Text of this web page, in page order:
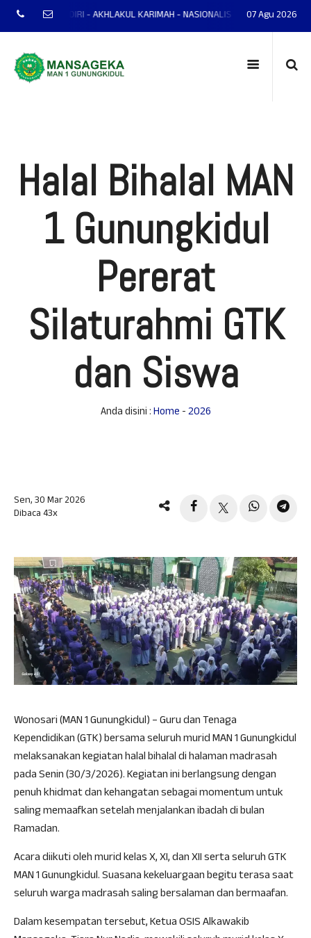
- MANDIRI - AKHLAKUL KARIMAH - NASIONALIS - TERAMPIL - ADAPTIF -
07 Agu 2026
Halal Bihalal MAN
1 Gunungkidul
Pererat
Silaturahmi GTK
dan Siswa
Anda disini :Home -2026
Sen, 30 Mar 2026
Dibaca 43x
Wonosari (MAN 1 Gunungkidul) – Guru dan Tenaga
Kependidikan (GTK) bersama seluruh murid MAN 1 Gunungkidul
melaksanakan kegiatan halal bihalal di halaman madrasah
pada Senin (30/3/2026). Kegiatan ini berlangsung dengan
penuh khidmat dan kehangatan sebagai momentum untuk
saling memaafkan setelah menjalankan ibadah di bulan
Ramadan.
Acara diikuti oleh murid kelas X, XI, dan XII serta seluruh GTK
MAN 1 Gunungkidul. Suasana kekeluargaan begitu terasa saat
seluruh warga madrasah saling bersalaman dan bermaafan.
Dalam kesempatan tersebut, Ketua OSIS Alkawakib